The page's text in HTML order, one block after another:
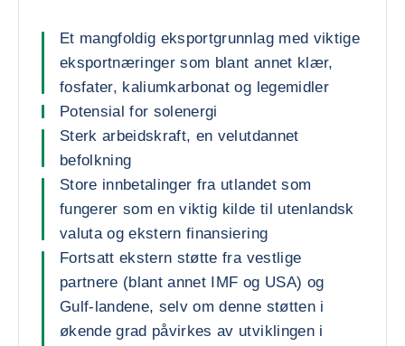
Et mangfoldig eksportgrunnlag med viktige
eksportnæringer som blant annet klær,
fosfater, kaliumkarbonat og legemidler
Potensial for solenergi
Sterk arbeidskraft, en velutdannet
befolkning
Store innbetalinger fra utlandet som
fungerer som en viktig kilde til utenlandsk
valuta og ekstern finansiering
Fortsatt ekstern støtte fra vestlige
partnere (blant annet IMF og USA) og
Gulf-landene, selv om denne støtten i
økende grad påvirkes av utviklingen i